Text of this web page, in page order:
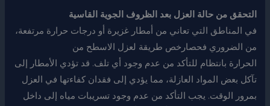
التحقق من حالة العزل بعد الظروف الجوية القاسية
في المناطق التي تعاني من أمطار غزيرة أو درجات حرارة مرتفعة،
من الضروري فحصارخص طريقة لعزل الاسطح من
الحرارة بانتظام للتأكد من عدم وجود أي تلف. قد تؤدي الأمطار إلى
تآكل بعض المواد العازلة، مما يؤدي إلى فقدان كفاءتها في العزل
بمرور الوقت. يجب التأكد من عدم وجود تسريبات مياه إلى داخل